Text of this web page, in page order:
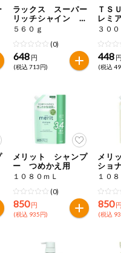
ト
表示
ナナ 豚肉
やま
商品企画時の情報のため、
の表示をご確認ください。
ものは、お取引先から情報
す。
ラックス スーパー
リッチシャイン モ
イスチャー保湿シャ
ンプー つめかえ用
５６０ｇ
(0)
648 円
(税込 713円)
ＴＳ
レミ
＆リ
３０
448 円
(税込
メリット シャンプ
ー つめかえ用
１０８０ｍＬ
(0)
850 円
(税込 935円)
メリ
ショ
用１０
850円
(税込